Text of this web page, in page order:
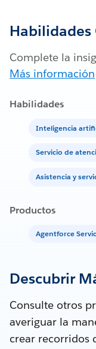
Habilidades
Complete la
Más información
Habilidades
Inteligencia
Servicio de
Asistencia y
Productos
Agentforce
Descubrir
Consulte otros
averiguar la
crear recorridos